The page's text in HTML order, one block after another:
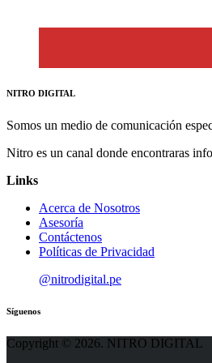
NITRO DIGITAL
Somos un medio de comunicación
Nitro es un canal donde encontraras
Links
Acerca de Nosotros
Asesoría
Contáctenos
Políticas de Privacidad
@nitrodigital.pe
Síguenos
Copyright © 2026. NITRO DIGITAL